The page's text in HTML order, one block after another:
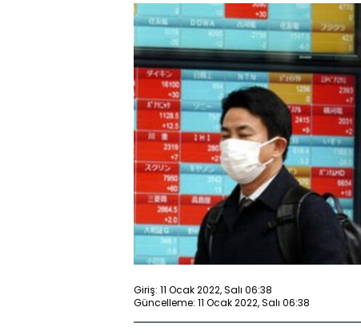
Giriş: 11 Ocak 2022, Salı 06:38
Güncelleme: 11 Ocak 2022, Salı 06:38